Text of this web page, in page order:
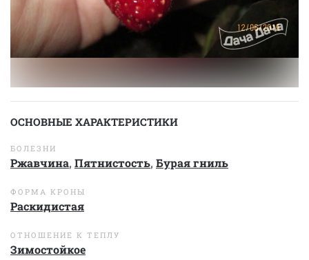
ОСНОВНЫЕ ХАРАКТЕРИСТИКИ
БОЛЕЗНИ
Ржавчина, Пятнистость, Бурая гниль
ФОРМА КРОНЫ
Раскидистая
ОТНОШЕНИЕ К ТЕПЛУ
Зимостойкое